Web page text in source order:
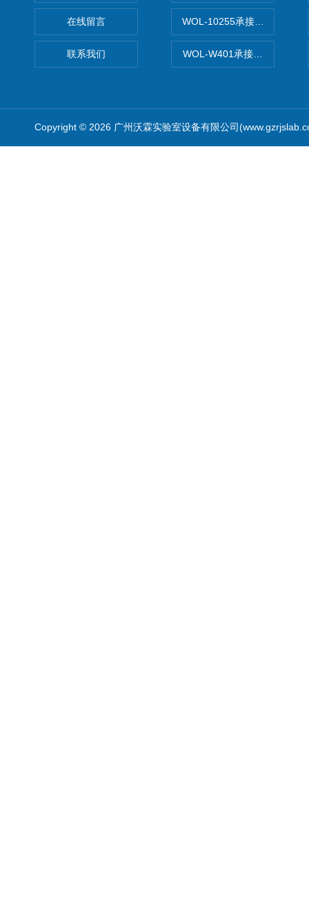
在线留言
联系我们
WOL-10255承接清远电子
WOL-W401承接食品QS认
Copyright © 2026 广州沃霖实验室设备有限公司